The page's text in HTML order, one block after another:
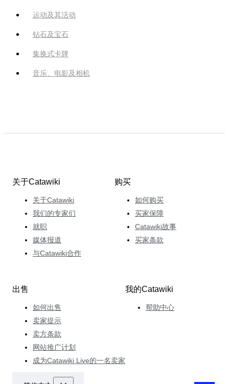
运动及其活动
钻石及宝石
集换式卡牌
音乐、电影及相机
关于Catawiki
关于Catawiki
我们的专家们
就职
媒体报道
与Catawiki合作
购买
如何购买
买家保障
Catawiki故事
买家条款
出售
如何出售
卖家提示
卖方条款
网站推广计划
成为Catawiki Live的一名卖家
我的Catawiki
帮助中心